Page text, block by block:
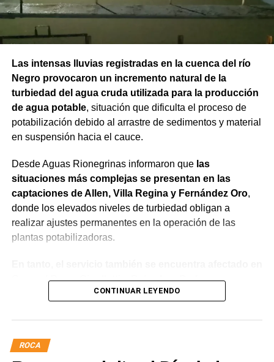
Las intensas lluvias registradas en la cuenca del río
Negro provocaron un incremento natural de la
turbiedad del agua cruda utilizada para la producción
de agua potable, situación que dificulta el proceso de
potabilización debido al arrastre de sedimentos y material
en suspensión hacia el cauce.
Desde Aguas Rionegrinas informaron que las
situaciones más complejas se presentan en las
captaciones de Allen, Villa Regina y Fernández Oro,
donde los elevados niveles de turbiedad obligan a
realizar ajustes permanentes en la operación de las
plantas potabilizadoras.
General Roca, Cipolletti y Balsa Las Perlas,
localidades donde podrían registrarse bajas de
trabaja para sostener la producción de agua potable.
Por otra parte, en Gral. E. Godoy se registran valores de
CONTINUAR LEYENDO
ROCA